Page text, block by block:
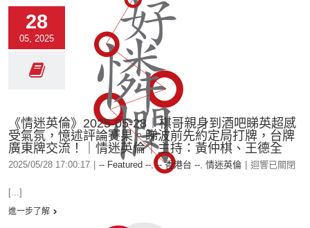
28
05, 2025
《情迷英倫》2025-05-28︱棋哥親身到酒吧睇英超感
受氣氛，憶述評論賽果。睇波前先約定局打牌，台牌
廣東牌交流！｜情迷英倫｜主持：黃仲棋、王德全
2025/05/28 17:00:17 -- Featured --,-- 香港台 --, 情迷英倫 迴響已關閉
[...]
進一步了解